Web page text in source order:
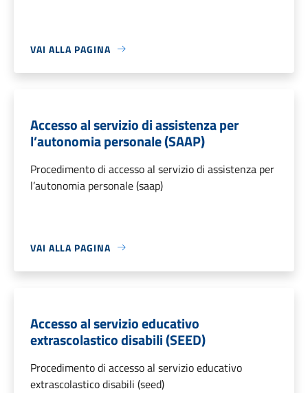
VAI ALLA PAGINA
Accesso al servizio di assistenza per
l’autonomia personale (SAAP)
Procedimento di accesso al servizio di assistenza per
l’autonomia personale (saap)
VAI ALLA PAGINA
Accesso al servizio educativo
extrascolastico disabili (SEED)
Procedimento di accesso al servizio educativo
extrascolastico disabili (seed)